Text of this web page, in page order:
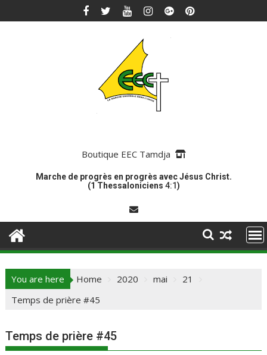
to
Boutique EEC Tamdja
Marche de progrès en progrès avec Jésus Christ.
(1 Thessaloniciens 4:1)
You are here Home 2020 mai
21
Temps de prière #45
Temps de prière #45